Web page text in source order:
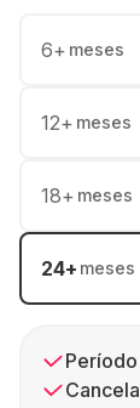
6+ meses
12+ meses
18+ meses
24+ meses